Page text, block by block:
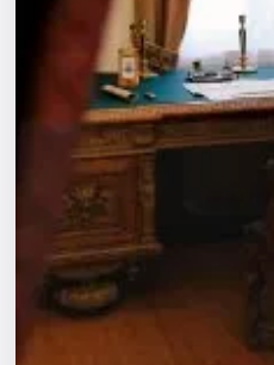
Площадки
Артисты
Рейтинги